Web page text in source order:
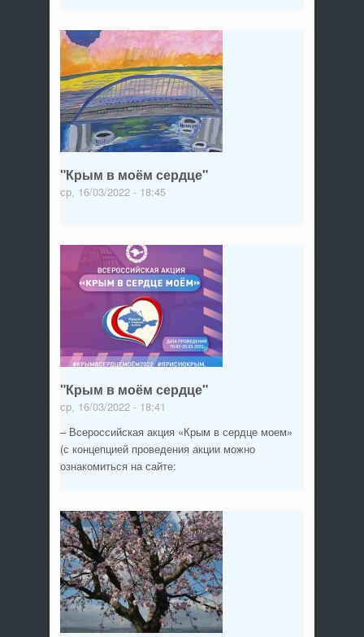
"Крым в моём сердце"
ср, 16/03/2022 - 18:45
"Крым в моём сердце"
ср, 16/03/2022 - 18:41
– Всероссийская акция «Крым в сердце моем»
(с концепцией проведения акции можно
ознакомиться на сайте: